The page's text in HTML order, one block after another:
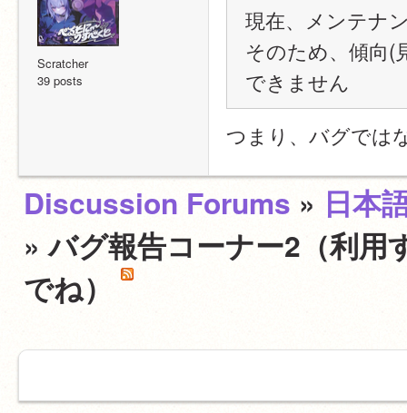
Scratcher
39 posts
現在、メンテナ
そのため、傾向(
できません
つまり、バグでは
Discussion Forums » 日本
» バグ報告コーナー2（利用
でね）